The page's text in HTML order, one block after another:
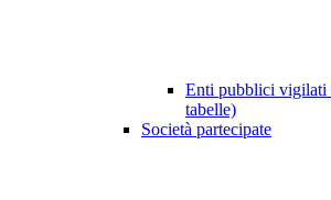
Enti pubblici vigilati
tabelle)
Società partecipate